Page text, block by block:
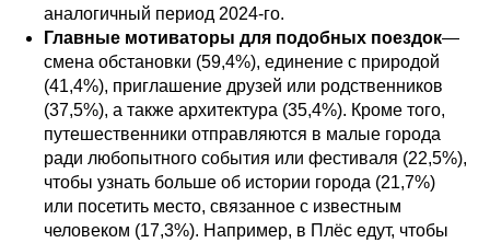
аналогичный период 2024-го.
Главные мотиваторы для подобных поездок—
смена обстановки (59,4%), единение с природой
(41,4%), приглашение друзей или родственников
(37,5%), а также архитектура (35,4%). Кроме того,
путешественники отправляются в малые города
ради любопытного события или фестиваля (22,5%),
чтобы узнать больше об истории города (21,7%)
или посетить место, связанное с известным
человеком (17,3%). Например, в Плёс едут, чтобы